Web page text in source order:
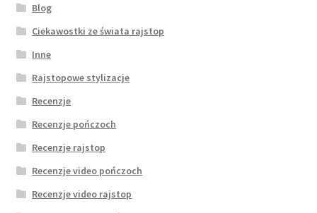
Blog
Ciekawostki ze świata rajstop
Inne
Rajstopowe stylizacje
Recenzje
Recenzje pończoch
Recenzje rajstop
Recenzje video pończoch
Recenzje video rajstop